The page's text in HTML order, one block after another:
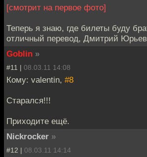
[смотрит на первое фото]
Теперь я знаю, где билеты буду
отличный перевод, Дмитрий
Goblin »
#11 | 08.03.11 14:08
Кому: valentin, #8
Старался!!!
Приходите ещё.
Nickrocker »
#12 | 08.03.11 14:14